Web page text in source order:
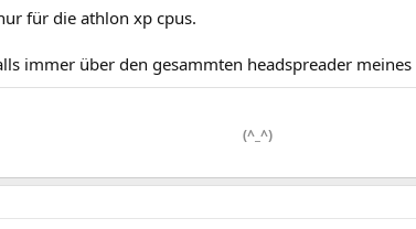
für die athlon xp cpus.
immer über den gesammten headspreader
(^_^)